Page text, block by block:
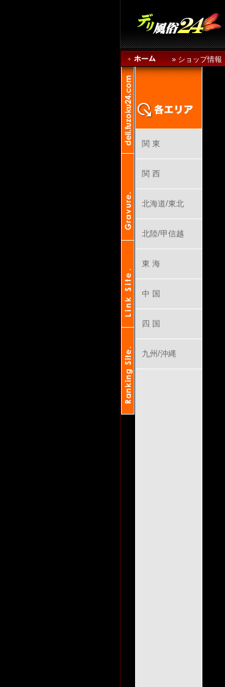
» ショップ情報
関 東
関 西
北海道/東北
北陸/甲信越
東 海
中 国
四 国
九州/沖縄